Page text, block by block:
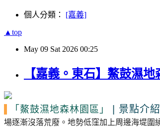
個人分類： [嘉義]
▲top
May 09 Sat 2026 00:25
【嘉義。東石】鰲鼓濕
「鰲鼓濕地森林園區」 景點介紹
場逐漸沒落荒廢。 地勢低窪加上周邊海堤圍